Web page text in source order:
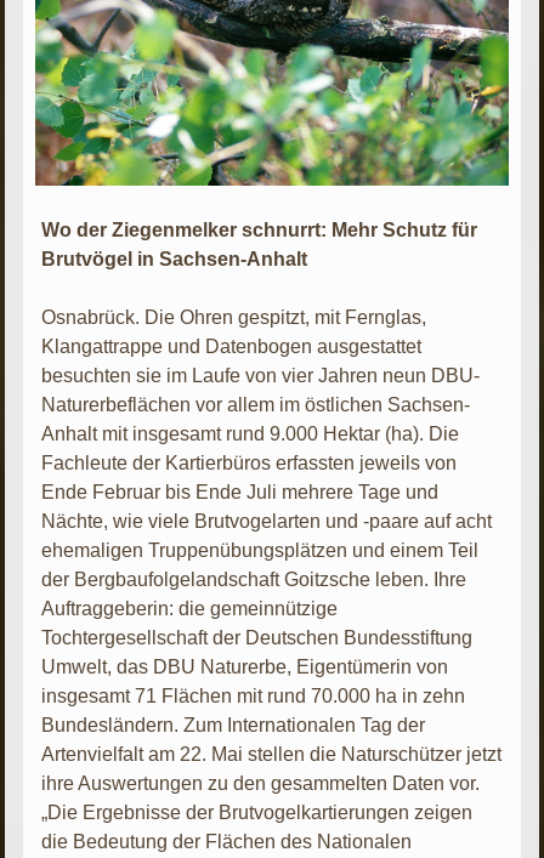
Wo der Ziegenmelker schnurrt: Mehr Schutz für
Brutvögel in Sachsen-Anhalt
Osnabrück. Die Ohren gespitzt, mit Fernglas,
Klangattrappe und Datenbogen ausgestattet
besuchten sie im Laufe von vier Jahren neun DBU-
Naturerbeflächen vor allem im östlichen Sachsen-
Anhalt mit insgesamt rund 9.000 Hektar (ha). Die
Fachleute der Kartierbüros erfassten jeweils von
Ende Februar bis Ende Juli mehrere Tage und
Nächte, wie viele Brutvogelarten und -paare auf acht
ehemaligen Truppenübungsplätzen und einem Teil
der Bergbaufolgelandschaft Goitzsche leben. Ihre
Auftraggeberin: die gemeinnützige
Tochtergesellschaft der Deutschen Bundesstiftung
Umwelt, das DBU Naturerbe, Eigentümerin von
insgesamt 71 Flächen mit rund 70.000 ha in zehn
Bundesländern. Zum Internationalen Tag der
Artenvielfalt am 22. Mai stellen die Naturschützer jetzt
ihre Auswertungen zu den gesammelten Daten vor.
„Die Ergebnisse der Brutvogelkartierungen zeigen
die Bedeutung der Flächen des Nationalen